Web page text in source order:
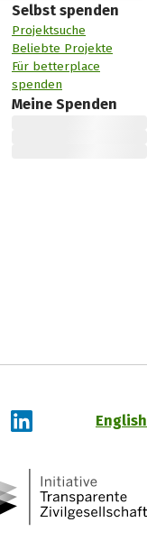
Selbst spenden
Projektsuche
Beliebte Projekte
Für betterplace
spenden
Meine Spenden
English